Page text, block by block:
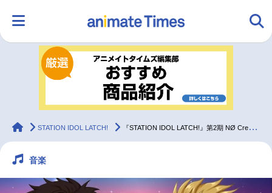
ランキング アニメ
ラジオ みんなの声
animateTimes
STATION IDOL LATCH! 『STATION IDOL LATCH!』第2期 NØ Crew（ノー クルー）新曲公開
音楽